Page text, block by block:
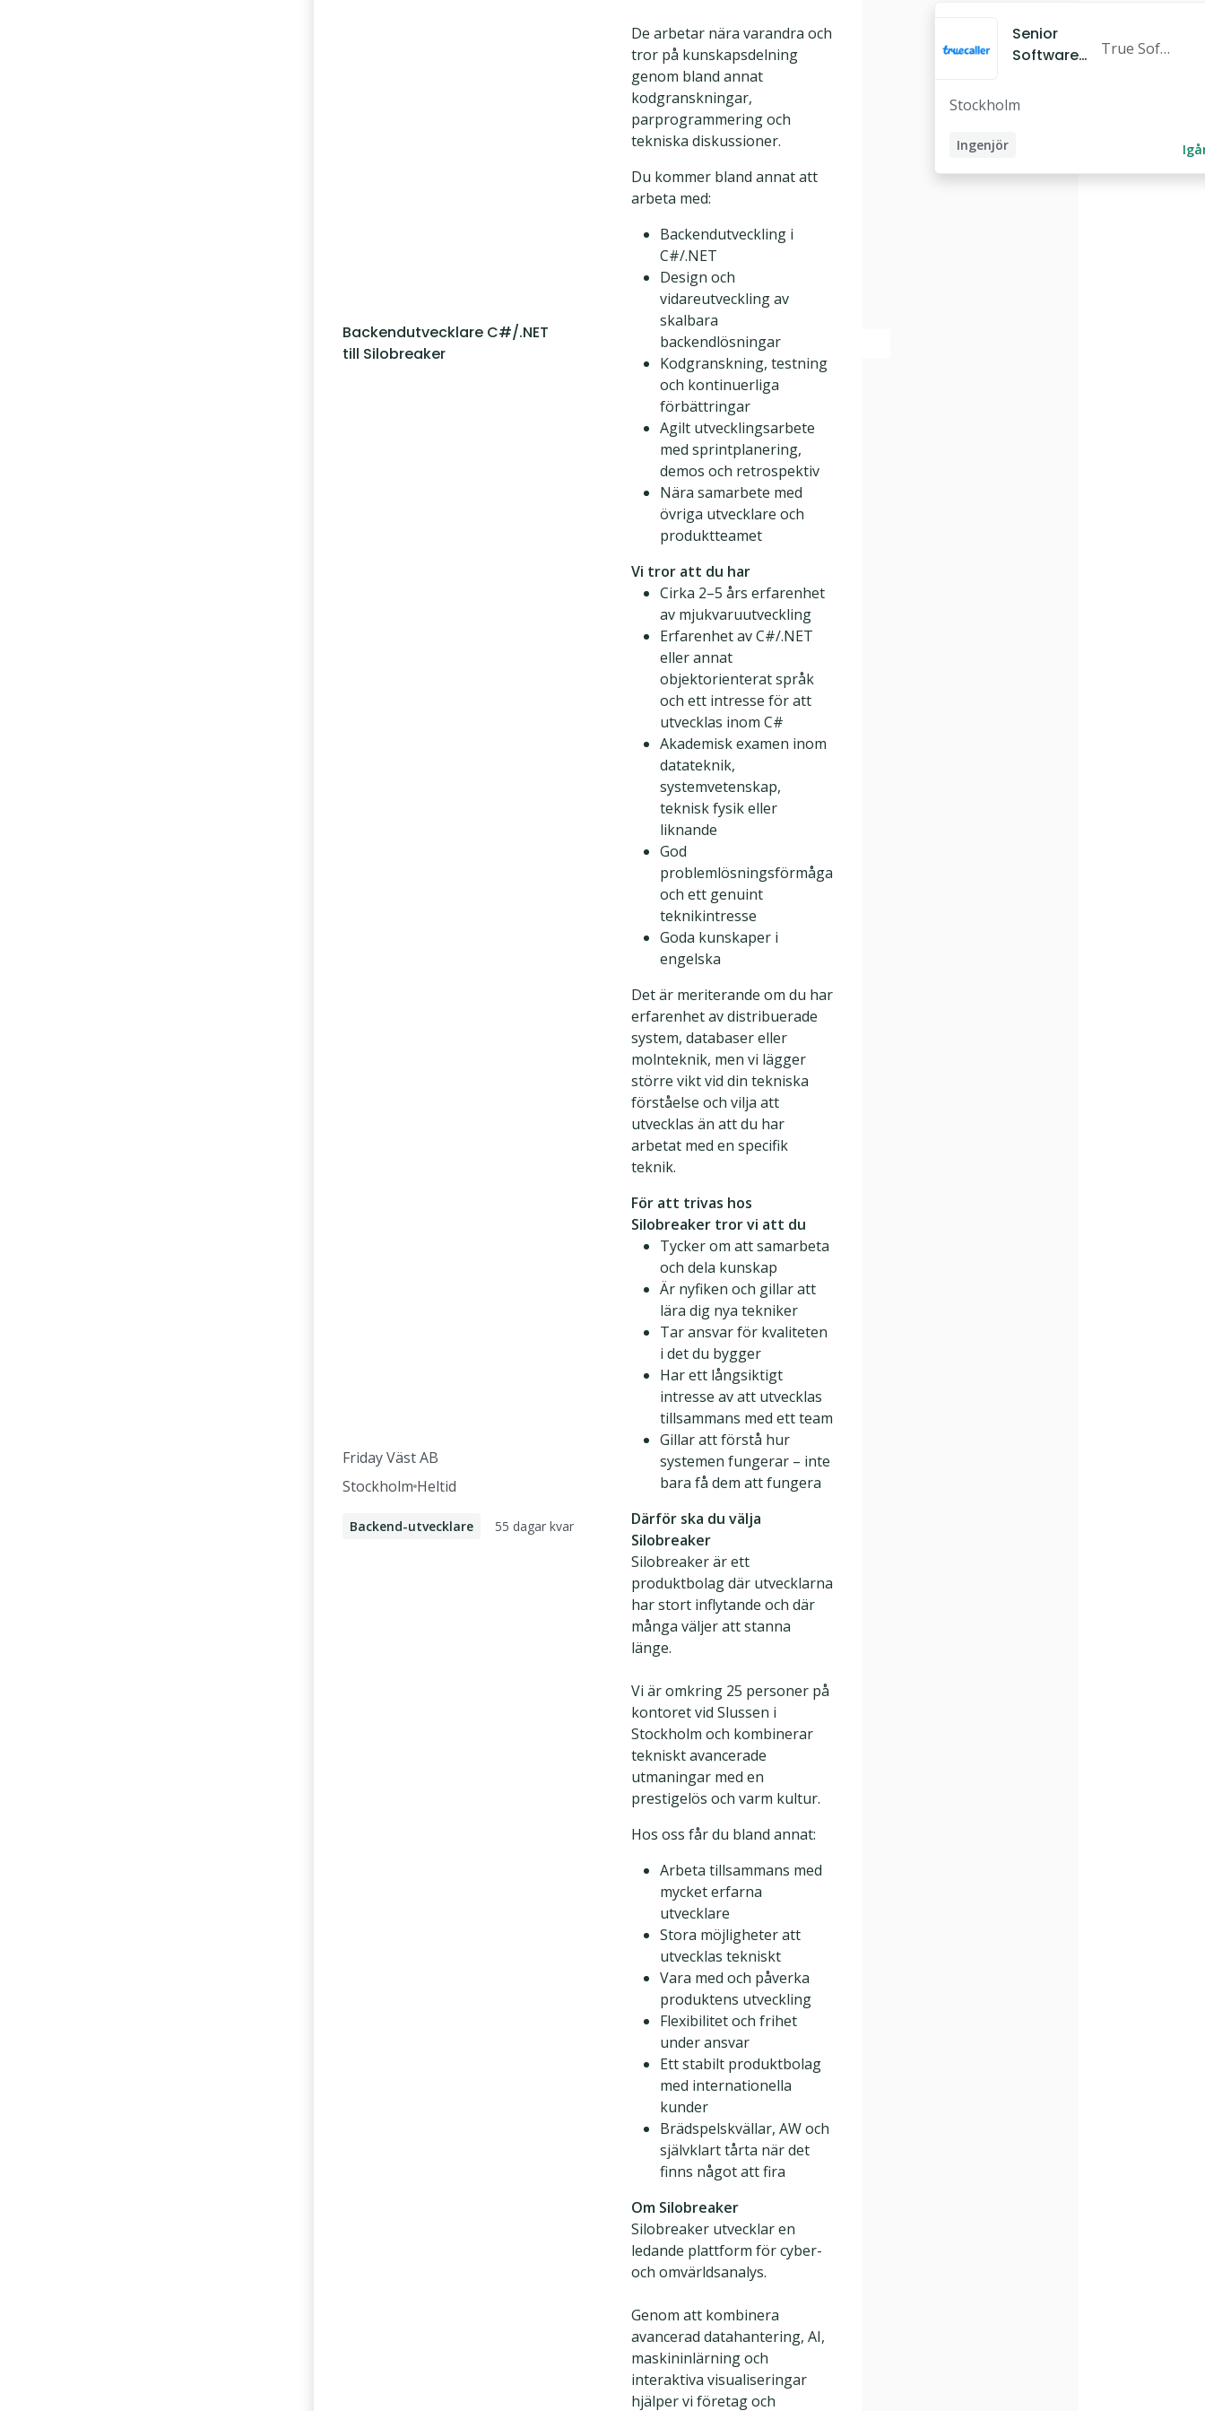
Backendutvecklare C#/.NET
till Silobreaker
Friday Väst AB
Stockholm Heltid
Backend-utvecklare
55 dagar kvar
De arbetar nära varandra och
tror på kunskapsdelning
genom bland annat
kodgranskningar,
parprogrammering och
tekniska diskussioner.
Du kommer bland annat att
arbeta med:
Backendutveckling i
C#/.NET
Design och
vidareutveckling av
skalbara
backendlösningar
Kodgranskning, testning
och kontinuerliga
förbättringar
Agilt utvecklingsarbete
med sprintplanering,
demos och retrospektiv
Nära samarbete med
övriga utvecklare och
produktteamet
Vi tror att du har
Cirka 2–5 års erfarenhet
av mjukvaruutveckling
Erfarenhet av C#/.NET
eller annat
objektorienterat språk
och ett intresse för att
utvecklas inom C#
Akademisk examen inom
datateknik,
systemvetenskap,
teknisk fysik eller
liknande
God
problemlösningsförmåga
och ett genuint
teknikintresse
Goda kunskaper i
engelska
Det är meriterande om du har
erfarenhet av distribuerade
system, databaser eller
molnteknik, men vi lägger
större vikt vid din tekniska
förståelse och vilja att
utvecklas än att du har
arbetat med en specifik
teknik.
För att trivas hos
Silobreaker tror vi att du
Tycker om att samarbeta
och dela kunskap
Är nyfiken och gillar att
lära dig nya tekniker
Tar ansvar för kvaliteten
i det du bygger
Har ett långsiktigt
intresse av att utvecklas
tillsammans med ett team
Gillar att förstå hur
systemen fungerar – inte
bara få dem att fungera
Därför ska du välja
Silobreaker
Silobreaker är ett
produktbolag där utvecklarna
har stort inflytande och där
många väljer att stanna
länge.
Vi är omkring 25 personer på
kontoret vid Slussen i
Stockholm och kombinerar
tekniskt avancerade
utmaningar med en
prestigelös och varm kultur.
Hos oss får du bland annat:
Arbeta tillsammans med
mycket erfarna
utvecklare
Stora möjligheter att
utvecklas tekniskt
Vara med och påverka
produktens utveckling
Flexibilitet och frihet
under ansvar
Ett stabilt produktbolag
med internationella
kunder
Brädspelskvällar, AW och
självklart tårta när det
finns något att fira
Om Silobreaker
Silobreaker utvecklar en
ledande plattform för cyber-
och omvärldsanalys.
Genom att kombinera
avancerad datahantering, AI,
maskininlärning och
interaktiva visualiseringar
hjälper vi företag och
Senior
Software
Backend
True Soft
Stockholm
Ingenjör
Software Engineer